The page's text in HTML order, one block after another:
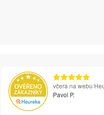
včera na webu
Pavol P.